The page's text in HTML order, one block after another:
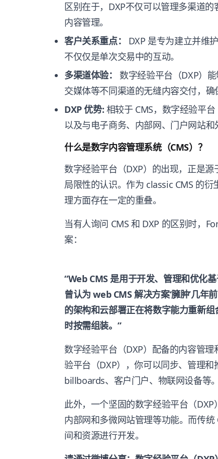
区别在于，DXP不仅可以管理多渠道
内容管理。
客户关系重点：
DXP 是专为建立并维
不仅仅是单次交易中的互动。
多渠道体验：
数字经验平台（DXP）
交媒体等不同渠道的无缝内容交付，确
DXP 优势: 相较于 CMS，数字经验平
以及与电子商务、内部网、门户网站
什么是数字内容管理系统（CMS）？
数字经验平台（DXP）的出现，正是
局限性的认识。作为 classic CMS 的
理方面存在一定的重叠。
当有人询问 CMS 和 DXP 的区别时，
案：
“Web CMS 是用于开发、管理和优化
曾认为 web CMS 解决方案‘臃肿’几年
的架构和云部署正在将数字能力重新
时按需组装。”
数字经验平台（DXP）配备的内容管
验平台（DXP），你可以同步、管理和
billboards、客户门户、物联网设备等。
此外，一个坚固的数字经验平台（
内部网和多微网站管理等功能。而传
间和资源进行开发。